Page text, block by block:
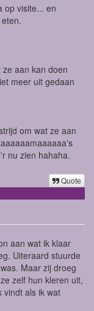
op visite... en
aan kan doen
meer uit gedaan
om wat ze aan
nu zien hahaha.
Quote
aan wat ik klaar
Uiteraard stuurde
Maar zij droeg
zelf hun kleren uit,
vindt als ik wat